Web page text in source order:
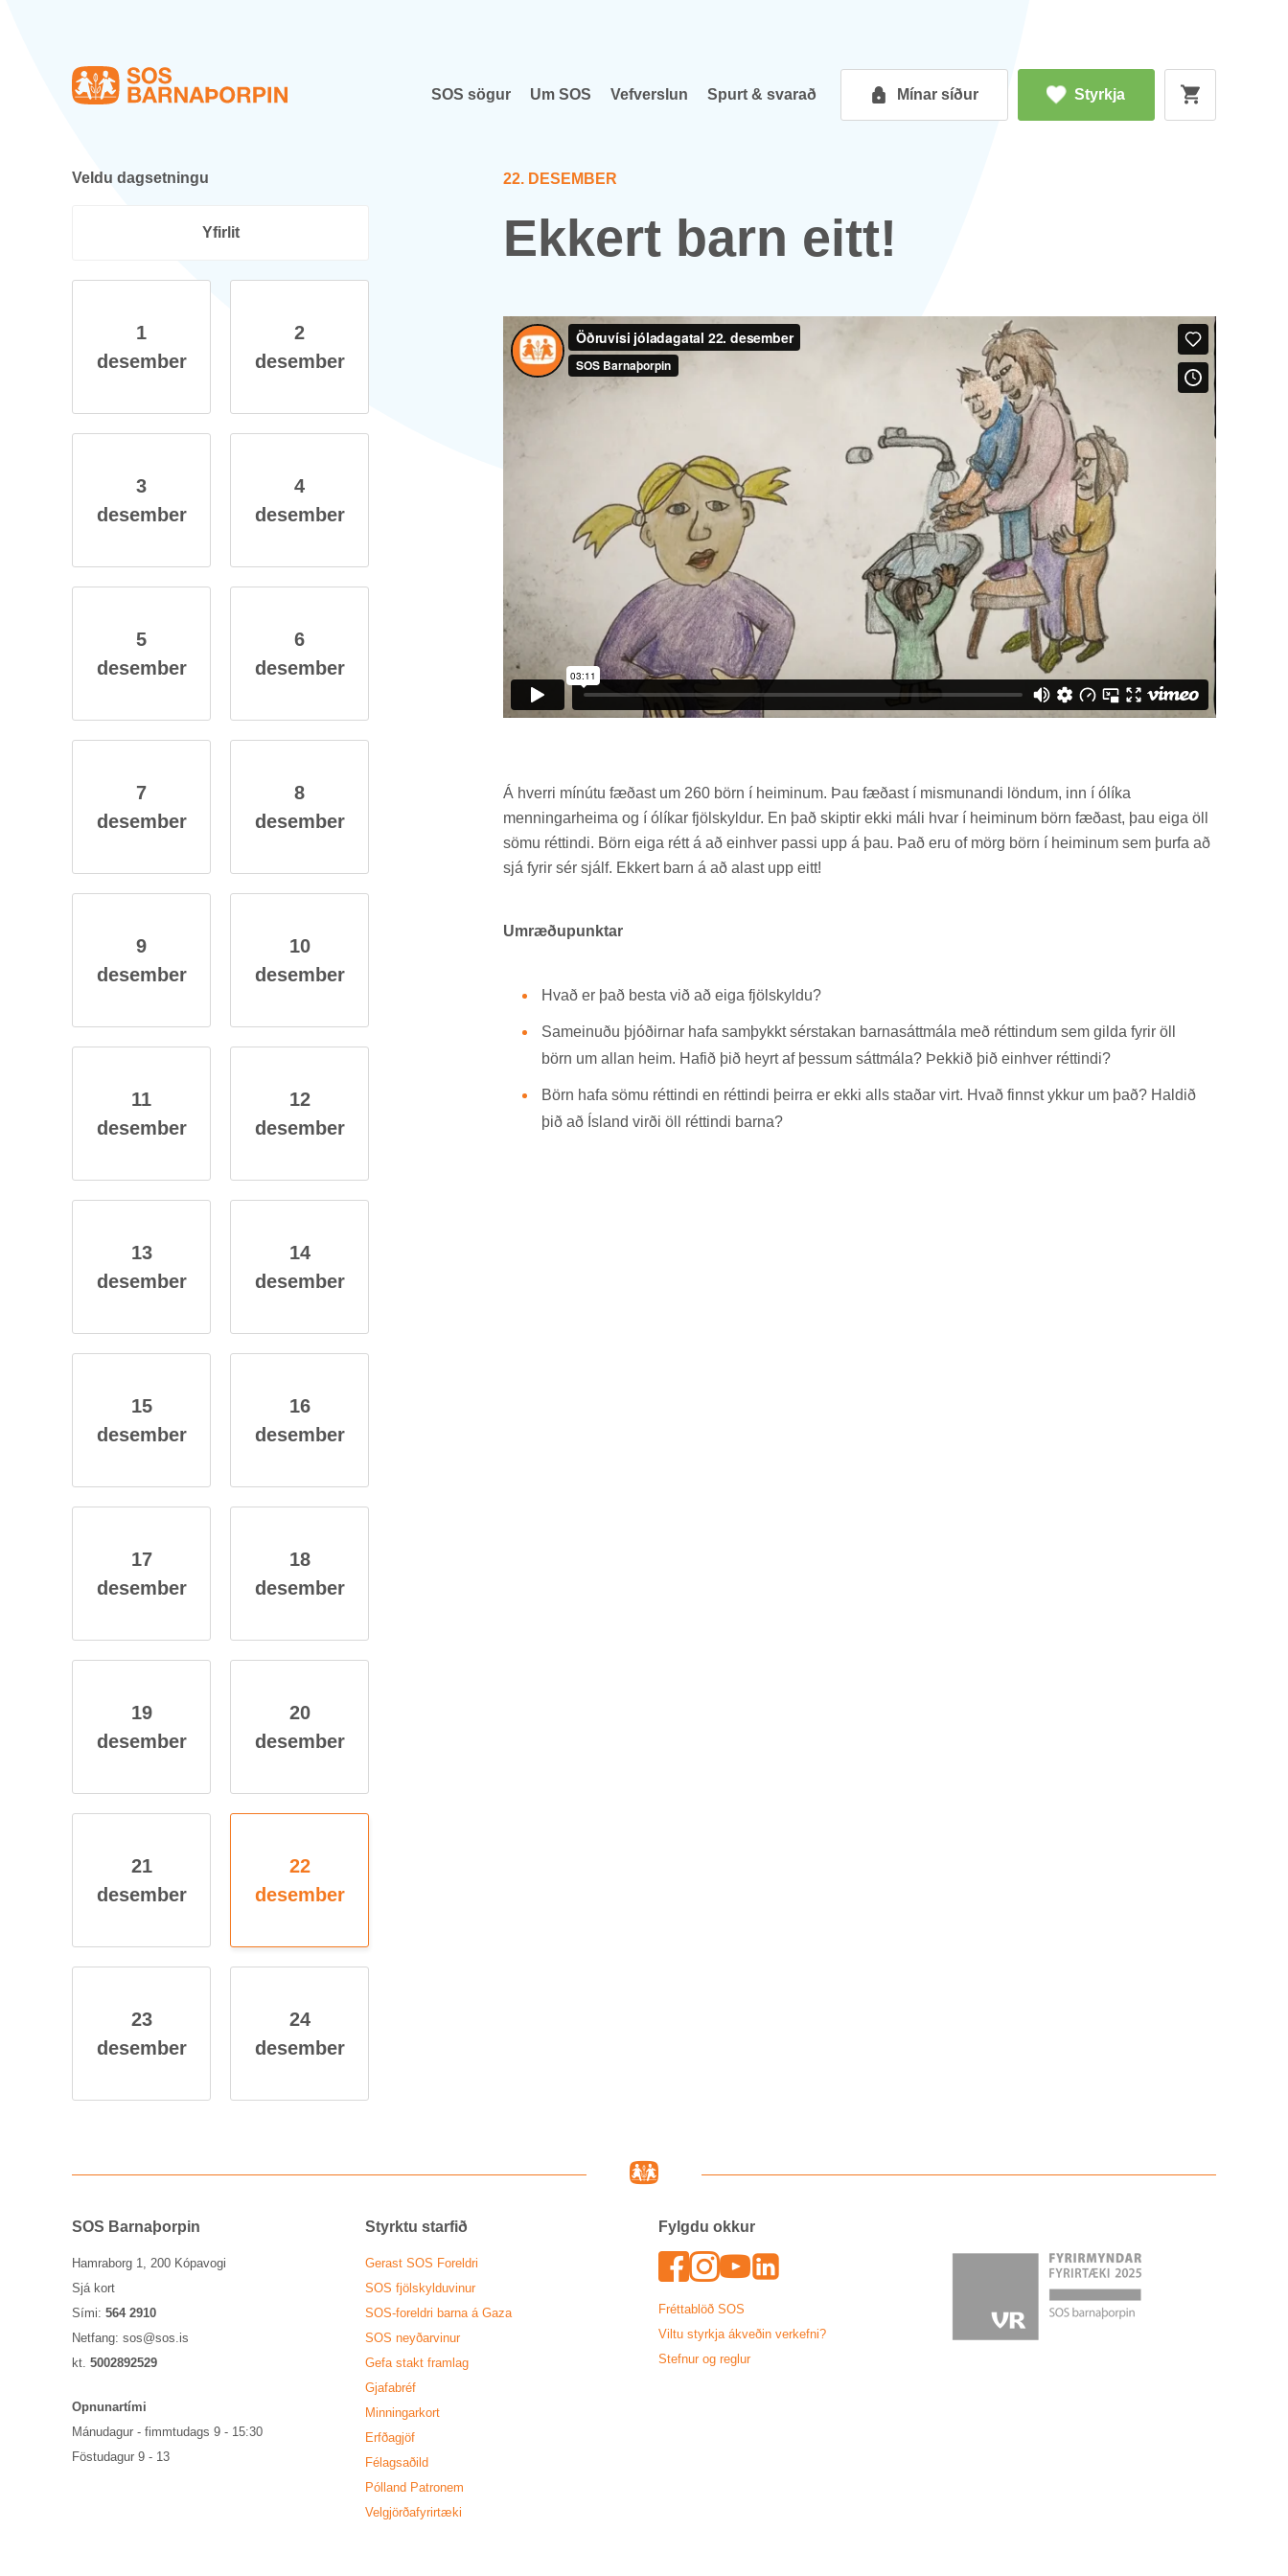
Heim SOS sög­ur Um SOS Vef­versl­un Spurt & svar­að Mín­ar síð­ur Styrkja
Veldu dag­setn­ingu
Yf­ir­lit
1
des­em­ber
2
des­em­ber
3
des­em­ber
4
des­em­ber
5
des­em­ber
6
des­em­ber
7
des­em­ber
8
des­em­ber
9
des­em­ber
10
des­em­ber
11
des­em­ber
12
des­em­ber
13
des­em­ber
14
des­em­ber
15
des­em­ber
16
des­em­ber
17
des­em­ber
18
des­em­ber
19
des­em­ber
20
des­em­ber
21
des­em­ber
22
des­em­ber
23
des­em­ber
24
des­em­ber
22. DES­EM­BER
Ekk­ert barn eitt!
Á hverri mín­útu fæð­ast um 260 börn í heim­in­um. Þau fæð­ast í mis­mun­andi lönd­um, inn í ólíka
menn­ing­ar­heima og í ólík­ar fjöl­skyld­ur. En það skipt­ir ekki máli hvar í heim­in­um börn fæð­ast, þau eiga öll
sömu rétt­indi. Börn eiga rétt á að ein­hver passi upp á þau. Það eru of mörg börn í heim­in­um sem þurfa að
sjá fyr­ir sér sjálf. Ekk­ert barn á að al­ast upp eitt!
Umræðupunktar
Hvað er það besta við að eiga fjöl­skyldu?
Sam­ein­uðu þjóð­irn­ar hafa sam­þykkt sér­stak­an barna­sátt­mála með rétt­ind­um sem gilda fyr­ir öll
börn um all­an heim. Haf­ið þið heyrt af þess­um sátt­mála? Þekk­ið þið ein­hver rétt­indi?
Börn hafa sömu rétt­indi en rétt­indi þeirra er ekki alls stað­ar virt. Hvað finnst ykk­ur um það? Hald­ið
þið að Ís­land virði öll rétt­indi barna?
SOS Barna­þorp­in
Hamraborg 1, 200 Kópavogi
Sjá kort
Sími: 564 2910
Netfang: sos@sos.is
kt. 5002892529
Opn­un­ar­tími
Mánu­dag­ur - fimmtu­dags 9 - 15:30
Föstu­dag­ur 9 - 13
Styrktu starf­ið
Ger­ast SOS For­eldri
SOS fjöl­skyldu­vin­ur
SOS-for­eldri barna á Gaza
SOS neyð­ar­vin­ur
Gefa stakt fram­lag
Gjafa­bréf
Minn­ing­ar­kort
Erfða­gjöf
Fé­lags­að­ild
Pól­land Patronem
Vel­gjörða­fyr­ir­tæki
Fylgdu okk­ur
Face­book
In­sta­gram
Youtu­be
Lin­ked­In
Frétta­blöð SOS
Viltu styrkja ákveð­in verk­efni?
Stefn­ur og regl­ur